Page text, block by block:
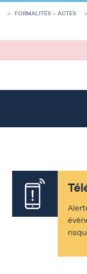
FORMALITÉS – ACTES